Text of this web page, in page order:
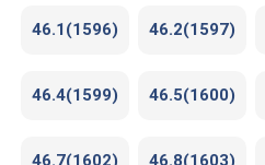
46.1(1596) 46.2(1597)
46.4(1599) 46.5(1600)
46.7(1602) 46.8(1603)